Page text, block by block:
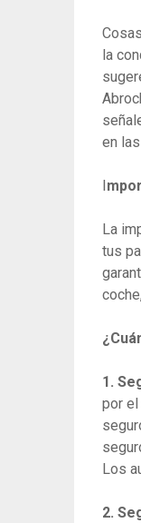
la
en
I
La
tus
1.
por
Los
2.